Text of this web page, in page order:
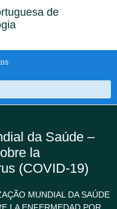
de
da Saúde –
la
(COVID-19)
MUNDIAL DA SAÚDE
LA ENFERMEDAD POR